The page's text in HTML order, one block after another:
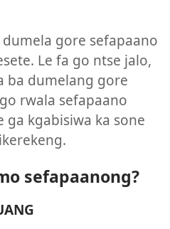
gore sefapaano
Le fa go ntse jalo,
ba dumelang gore
rwala sefapaano
ga kgabisiwa ka sone
sefapaanong?